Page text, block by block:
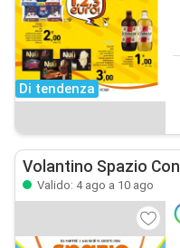
Di tendenza
Volantino Spazio
Valido: 4 ago a 10 ago